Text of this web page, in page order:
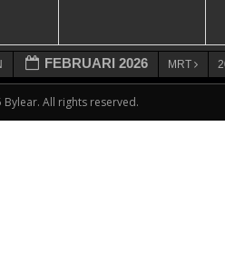
FEBRUARI 2026 MRT
All rights reserved.